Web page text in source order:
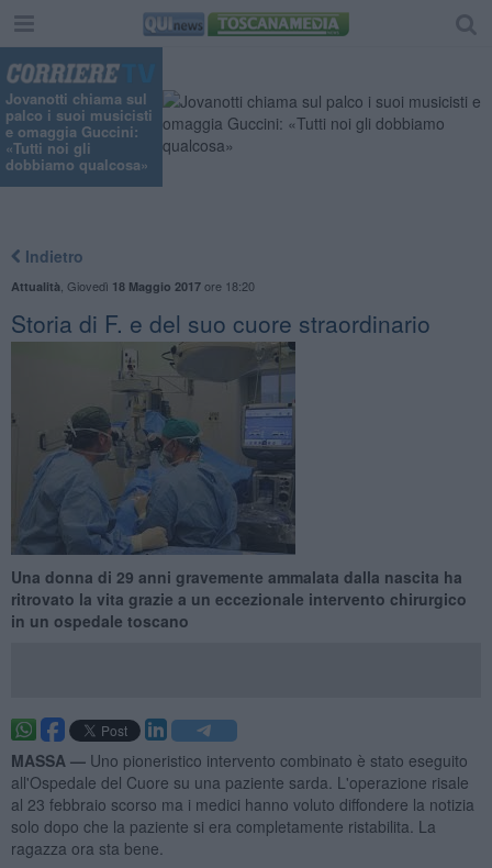
Jovanotti chiama sul
palco i suoi musicisti
e omaggia Guccini:
«Tutti noi gli
dobbiamo qualcosa»
Indietro
Attualità Giovedì 18 Maggio 2017ore 18:20
Storia di F. e del suo cuore straordinario
Una donna di 29 anni gravemente ammalata dalla nascita ha
ritrovato la vita grazie a un eccezionale intervento chirurgico
in un ospedale toscano
MASSA — Uno pioneristico intervento combinato è stato eseguito
all'Ospedale del Cuore su una paziente sarda. L'operazione risale
al 23 febbraio scorso ma i medici hanno voluto diffondere la notizia
solo dopo che la paziente si era completamente ristabilita. La
ragazza ora sta bene.